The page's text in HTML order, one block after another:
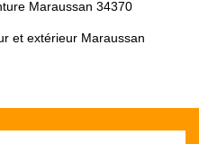
Maraussan 34370
et extérieur Maraussan